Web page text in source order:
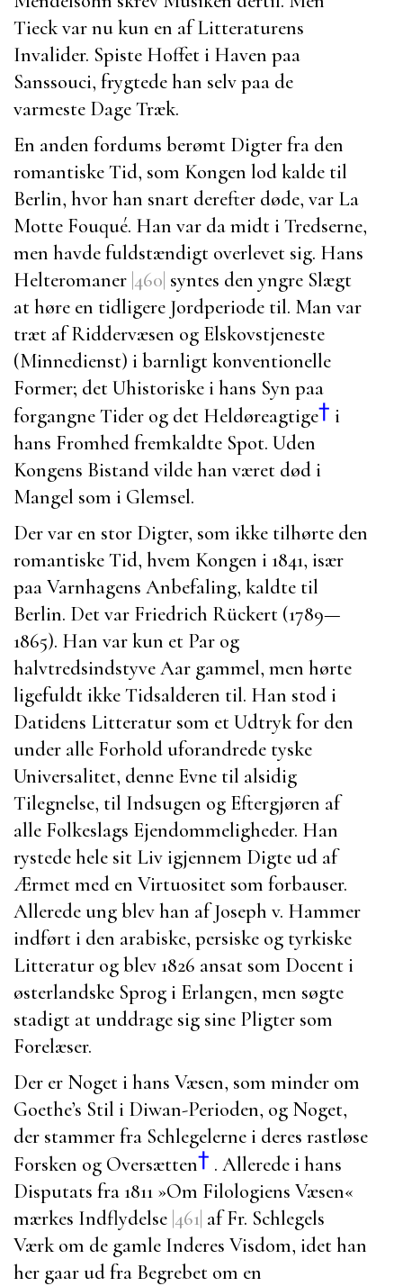
Tieckvar nu kun en af Litteraturens
Invalider. Spiste Hoffet i Haven paa
Sanssouci, frygtede han selv paa de
varmeste Dage Træk.
En anden fordums berømt Digter fra den
romantiske Tid, som Kongen lod kalde til
Berlin, hvor han snart derefter døde, var La
Motte Fouqué. Han var da midt i Tredserne,
men havde fuldstændigt overlevet sig. Hans
Helteromaner |460| syntes den yngre Slægt
at høre en tidligere Jordperiode til. Man var
træt af Riddervæsen og Elskovstjeneste
(Minnedienst) i barnligt konventionelle
Former; det Uhistoriske i hans Syn paa
forgangne Tider og det Heldøreagtige† i
hans Fromhed fremkaldte Spot. Uden
Kongens Bistand vilde han været død i
Mangel som i Glemsel.
Der var en stor Digter, som ikke tilhørte den
romantiske Tid, hvem Kongen i 1841, især
paaVarnhagens Anbefaling, kaldte til
Berlin. Det var Friedrich Rückert (1789—
1865). Han var kun et Par og
halvtredsindstyve Aar gammel, men hørte
ligefuldt ikke Tidsalderen til. Han stod i
Datidens Litteratur som et Udtryk for den
under alle Forhold uforandrede tyske
Universalitet, denne Evne til alsidig
Tilegnelse, til Indsugen og Eftergjøren af
alle Folkeslags Ejendommeligheder. Han
rystede hele sit Liv igjennem Digte ud af
Ærmet med en Virtuositet som forbauser.
Allerede ung blev han afJoseph v. Hammer
indført i den arabiske, persiske og tyrkiske
Litteratur og blev 1826 ansat som Docent i
østerlandske Sprog i Erlangen, men søgte
stadigt at unddrage sig sine Pligter som
Forelæser.
Der er Noget i hans Væsen, som minder om
Goethe’s Stil i Diwan-Perioden, og Noget,
der stammer fra Schlegelerne i deres rastløse
Forsken og Oversætten† . Allerede i hans
Disputats fra 1811 »Om Filologiens Væsen«
mærkes Indflydelse |461| afFr. Schlegels
Værk om de gamle Inderes Visdom, idet han
her gaar ud fra Begrebet om en